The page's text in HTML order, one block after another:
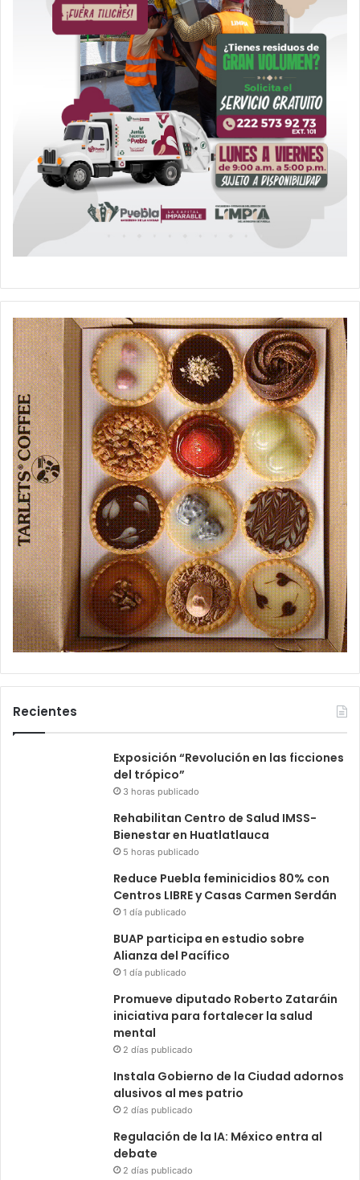
Recientes
Exposición “Revolución en las ficciones
del trópico”
3 horas publicado
Rehabilitan Centro de Salud IMSS-
Bienestar en Huatlatlauca
5 horas publicado
Reduce Puebla feminicidios 80% con
Centros LIBRE y Casas Carmen Serdán
1 día publicado
BUAP participa en estudio sobre
Alianza del Pacífico
1 día publicado
Promueve diputado Roberto Zataráin
iniciativa para fortalecer la salud
mental
2 días publicado
Instala Gobierno de la Ciudad adornos
alusivos al mes patrio
2 días publicado
Regulación de la IA: México entra al
debate
2 días publicado